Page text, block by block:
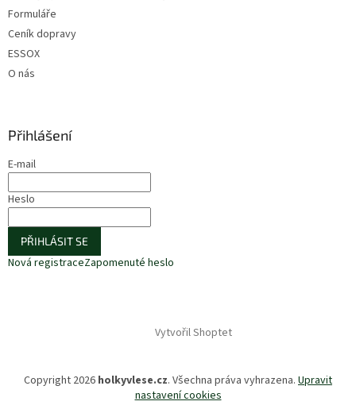
Formuláře
Ceník dopravy
ESSOX
O nás
Přihlášení
E-mail
Heslo
PŘIHLÁSIT SE
Nová registraceZapomenuté heslo
Vytvořil Shoptet
Copyright 2026 holkyvlese.cz. Všechna práva vyhrazena. Upravit
nastavení cookies